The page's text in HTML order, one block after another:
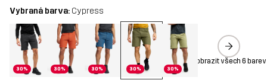
Vybraná barva: Cypress
30% 30% 30% 30% 30%
Zobrazit všech 6 barev